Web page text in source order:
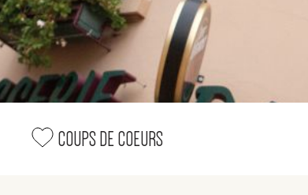
COUPS DE COEURS